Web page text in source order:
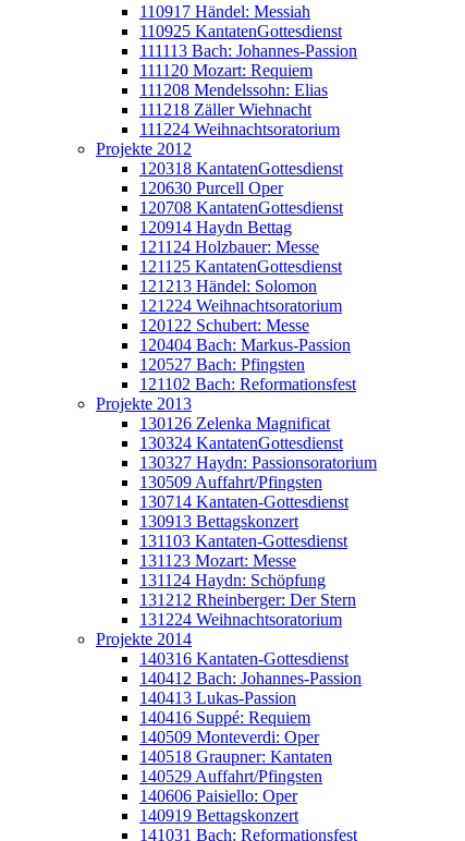
110917 Händel: Messiah
110925 KantatenGottesdienst
111113 Bach: Johannes-Passion
111120 Mozart: Requiem
111208 Mendelssohn: Elias
111218 Zäller Wiehnacht
111224 Weihnachtsoratorium
Projekte 2012
120318 KantatenGottesdienst
120630 Purcell Oper
120708 KantatenGottesdienst
120914 Haydn Bettag
121124 Holzbauer: Messe
121125 KantatenGottesdienst
121213 Händel: Solomon
121224 Weihnachtsoratorium
120122 Schubert: Messe
120404 Bach: Markus-Passion
120527 Bach: Pfingsten
121102 Bach: Reformationsfest
Projekte 2013
130126 Zelenka Magnificat
130324 KantatenGottesdienst
130327 Haydn: Passionsoratorium
130509 Auffahrt/Pfingsten
130714 Kantaten-Gottesdienst
130913 Bettagskonzert
131103 Kantaten-Gottesdienst
131123 Mozart: Messe
131124 Haydn: Schöpfung
131212 Rheinberger: Der Stern
131224 Weihnachtsoratorium
Projekte 2014
140316 Kantaten-Gottesdienst
140412 Bach: Johannes-Passion
140413 Lukas-Passion
140416 Suppé: Requiem
140509 Monteverdi: Oper
140518 Graupner: Kantaten
140529 Auffahrt/Pfingsten
140606 Paisiello: Oper
140919 Bettagskonzert
141031 Bach: Reformationsfest